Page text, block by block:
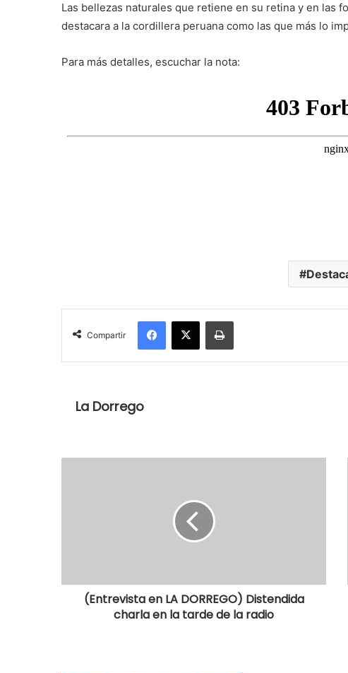
Las bellezas naturales que retiene en su retina y en las
destacara a la cordillera peruana como las que más lo
Para más detalles, escuchar la nota:
Compartir
Facebook
X Imprimir
La Dorrego
(Entrevista en LA DORREGO) Distendida
charla en la tarde de la radio